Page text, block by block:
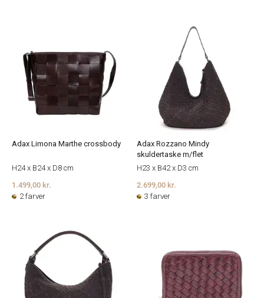
Adax Limona Marthe crossbody
H24 x B24 x D8 cm
1.499,00 kr.
2 farver
Adax Rozzano Mindy
skuldertaske m/flet
H23 x B42 x D3 cm
2.699,00 kr.
3 farver